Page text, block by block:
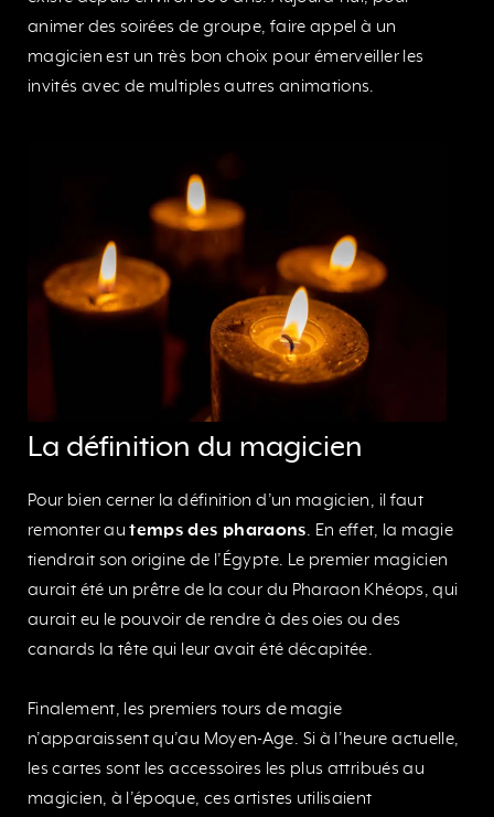
animer des soirées de groupe, faire appel à un
magicien est un très bon choix pour émerveiller les
invités avec de multiples autres animations.
La définition du magicien
Pour bien cerner la définition d’un magicien, il faut
remonter autemps des pharaons. En effet, la magie
tiendrait son origine de l’Égypte. Le premier magicien
aurait été un prêtre de la cour du Pharaon Khéops, qui
aurait eu le pouvoir de rendre à des oies ou des
canards la tête qui leur avait été décapitée.
Finalement, les premiers tours de magie
n’apparaissent qu’au Moyen-Age. Si à l’heure actuelle,
les cartes sont les accessoires les plus attribués au
magicien, à l’époque, ces artistes utilisaient